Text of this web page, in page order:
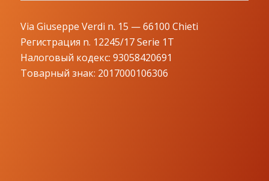
Via Giuseppe Verdi n. 15 — 66100 Chieti
Регистрация n. 12245/17 Serie 1T
Налоговый кодекс: 93058420691
Товарный знак: 2017000106306